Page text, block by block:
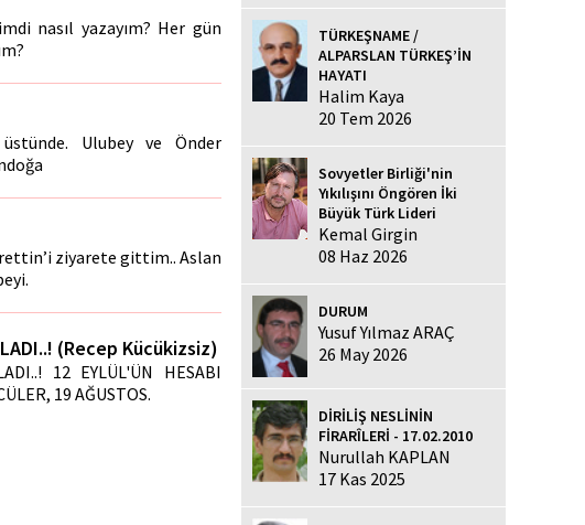
nasıl yazayım? Her gün
Ulubey ve Önder
ziyarete gittim.. Aslan
(Recep Kücükizsiz)
12 EYLÜL'ÜN HESABI
19 AĞUSTOS.
TÜRKEŞNAME /
ALPARSLAN TÜRKEŞ’İN
HAYATI
Halim Kaya
20 Tem 2026
Sovyetler Birliği'nin
Yıkılışını Öngören İki
Büyük Türk Lideri
Kemal Girgin
08 Haz 2026
DURUM
Yusuf Yılmaz ARAÇ
26 May 2026
DİRİLİŞ NESLİNİN
FİRARÎLERİ - 17.02.2010
Nurullah KAPLAN
17 Kas 2025